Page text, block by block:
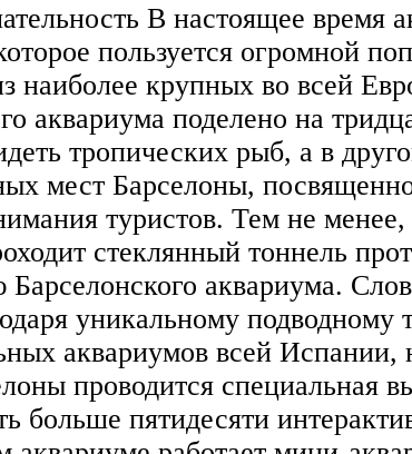
В настоящее время
пользуется огромной
крупных во всей
аквариума поделено на
тропических рыб, а в
мест Барселоны,
туристов. Тем не
стеклянный тоннель
Барселонского аквариума.
уникальному
аквариумов всей Испании,
проводится специальная
больше пятидесяти